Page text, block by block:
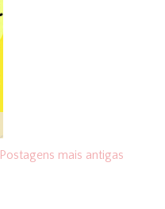
Postagens mais antigas